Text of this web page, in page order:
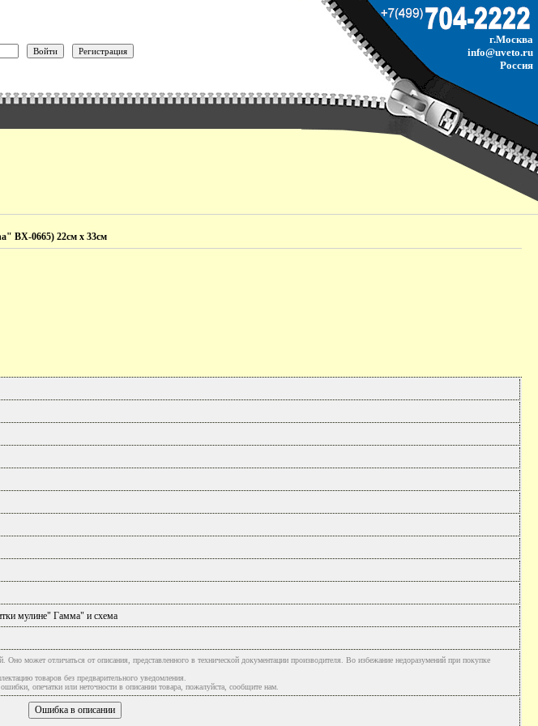
г.Москва
info@uveto.ru
Россия
ВХ-0665) 22см х 33см
мулине" Гамма" и схема
может отличаться от описания, представленного в технической документации производителя. Во избежание недоразумений при покупке
товаров без предварительного уведомления.
опечатки или неточности в описании товара, пожалуйста, сообщите нам.